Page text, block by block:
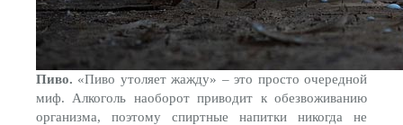
Пиво. «Пиво утоляет жажду» – это просто очередной
миф. Алкоголь наоборот приводит к обезвоживанию
организма, поэтому спиртные напитки никогда не